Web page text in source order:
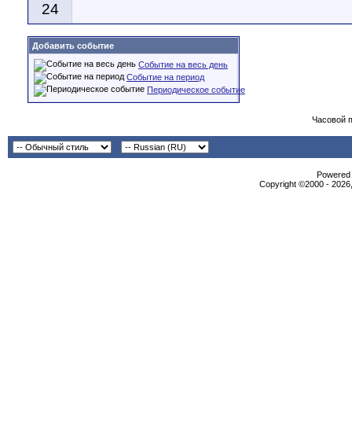
24
Добавить событие
Событие на весь день
Событие на период
Периодическое событие
Часовой
Copyright ©2000 -